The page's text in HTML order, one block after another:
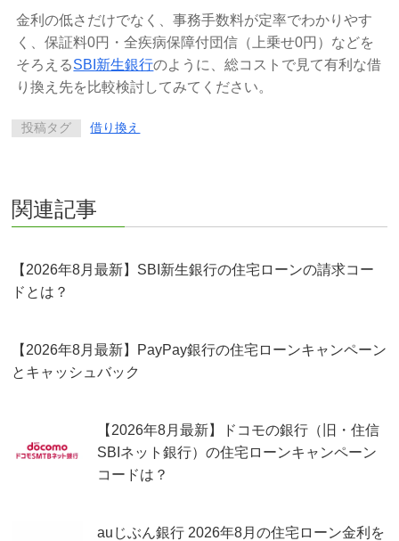
金利の低さだけでなく、事務手数料が定率でわかりやす
く、保証料0円・全疾病保障付団信（上乗せ0円）などを
そろえるSBI新生銀行のように、総コストで見て有利な借
り換え先を比較検討してみてください。
投稿タグ 借り換え
関連記事
【2026年8月最新】SBI新生銀行の住宅ローンの請求コー
ドとは？
【2026年8月最新】PayPay銀行の住宅ローンキャンペーン
とキャッシュバック
【2026年8月最新】ドコモの銀行（旧・住信
SBIネット銀行）の住宅ローンキャンペーン
コードは？
auじぶん銀行 2026年8月の住宅ローン金利を